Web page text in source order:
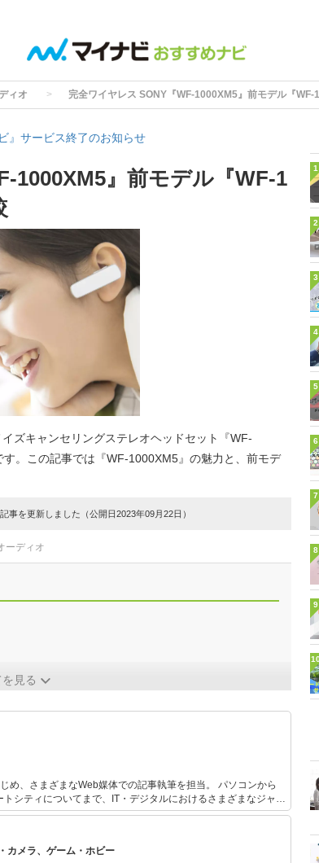
ィオ 完全ワイヤレス SONY『WF-1000XM5』前モデル『
』サービス終了のお知らせ
1000XM5』前モデル『WF-1
ズキャンセリングステレオヘッドセット『WF-
。この記事では『WF-1000XM5』の魅力と、前モデ
事を更新しました（公開日2023年09月22日）
ーディオ
見る
め、さまざまなWeb媒体での記事執筆を担当。 パソコンから
シティについてまで、IT・デジタルにおけるさまざまなジャン
の開拓も行っている。
カメラ、ゲーム・ホビー
1
2
3
4
5
6
7
8
9